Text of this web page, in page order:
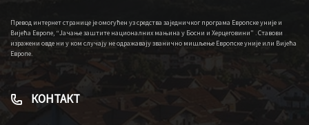
Превод интернет странице је омогућен уз средства заједничког програма Европске уније и
Вијећа Европе, “Јачање заштите националних мањина у Босни и Херцеговини” . Ставови
изражени овде ни у ком случају не одражавају званично мишљење Европске уније или Вијећа
Европе.
КОНТАКТ